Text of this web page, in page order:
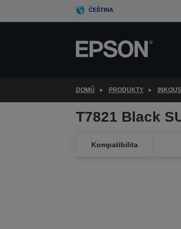
ČEŠTINA
DOMŮ PRODUKTY
T7821 Black
Kompatibilita